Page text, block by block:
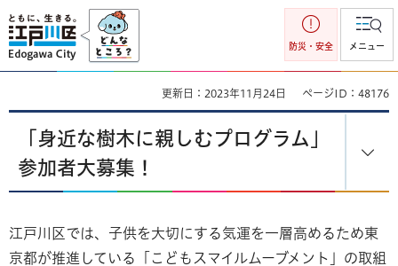
江戸川区
防災・安全 メニュー
更新日：2023年11月24日 ページID：48176
「身近な樹木に親しむプログラム」
参加者大募集！
江戸川区では、子供を大切にする気運を一層高めるため東
京都が推進している「こどもスマイルムーブメント」の取組